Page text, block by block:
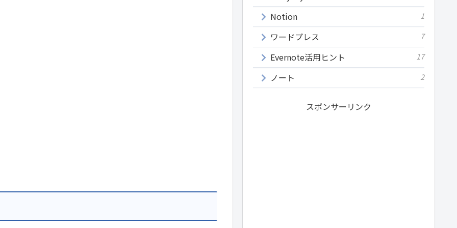
Notion 1
ワードプレス 7
Evernote活用ヒント 17
ノート 2
スポンサーリンク